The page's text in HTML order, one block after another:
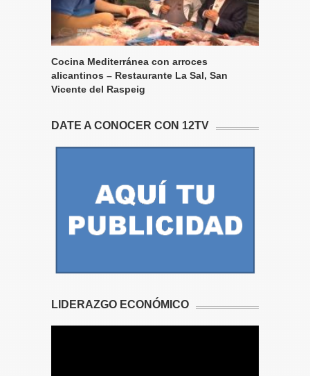
Cocina Mediterránea con arroces
alicantinos – Restaurante La Sal, San
Vicente del Raspeig
DATE A CONOCER CON 12TV
LIDERAZGO ECONÓMICO